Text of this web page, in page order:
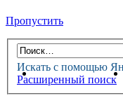
Пропустить
Искать с помощью
Расширенный поиск
НОВАЯ